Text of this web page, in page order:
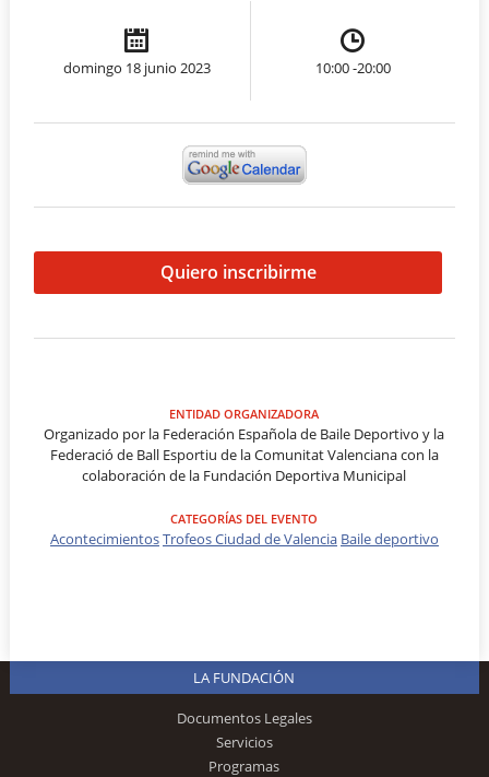
domingo 18 junio 2023 10:00 -20:00
Quiero inscribirme
ENTIDAD ORGANIZADORA
Organizado por la Federación Española de Baile Deportivo y la
Federació de Ball Esportiu de la Comunitat Valenciana con la
colaboración de la Fundación Deportiva Municipal
CATEGORÍAS DEL EVENTO
AcontecimientosTrofeos Ciudad de Valencia Baile deportivo
LA FUNDACIÓN
Documentos Legales
Servicios
Programas